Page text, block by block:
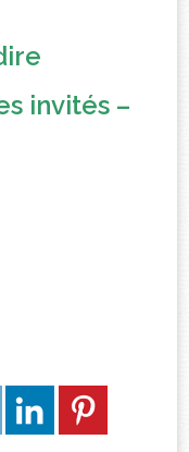
invités –